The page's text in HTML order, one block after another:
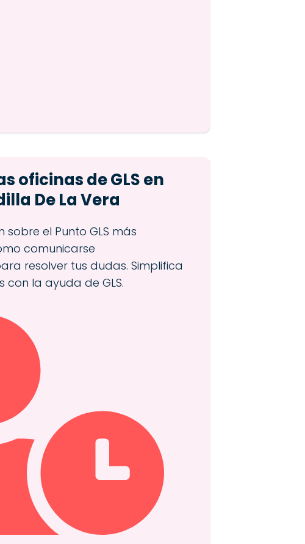
oficinas de GLS en
De La Vera
el Punto GLS más
comunicarse
resolver tus dudas. Simplifica
con la ayuda de GLS.